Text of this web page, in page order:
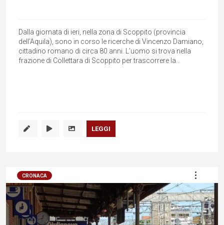
Dalla giornata di ieri, nella zona di Scoppito (provincia
dell’Aquila), sono in corso le ricerche di Vincenzo Damiano,
cittadino romano di circa 80 anni. L’uomo si trova nella
frazione di Collettara di Scoppito per trascorrere la...
LEGGI
CRONACA